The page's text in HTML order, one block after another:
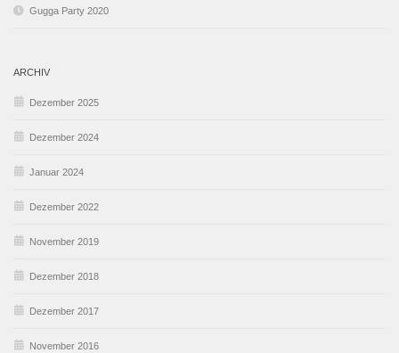
Gugga Party 2020
ARCHIV
Dezember 2025
Dezember 2024
Januar 2024
Dezember 2022
November 2019
Dezember 2018
Dezember 2017
November 2016